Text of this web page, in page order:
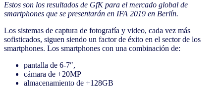
Estos son los resultados de GfK para el mercado global de
smartphones que se presentarán en IFA 2019 en Berlín.
Los sistemas de captura de fotografía y video, cada vez más
sofisticados, siguen siendo un factor de éxito en el sector de los
smartphones. Los smartphones con una combinación de:
pantalla de 6-7″,
cámara de +20MP
almacenamiento de +128GB